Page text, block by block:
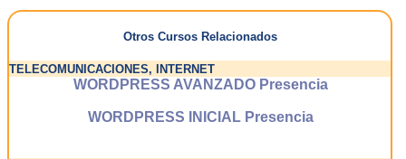
Otros Cursos Relacionados
TELECOMUNICACIONES, INTERNET
WORDPRESS AVANZADO Presencia
WORDPRESS INICIAL Presencia